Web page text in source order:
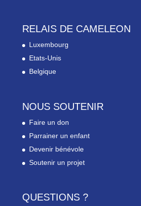
RELAIS DE CAMELEON
Luxembourg
Etats-Unis
Belgique
NOUS SOUTENIR
Faire un don
Parrainer un enfant
Devenir bénévole
Soutenir un projet
QUESTIONS ?